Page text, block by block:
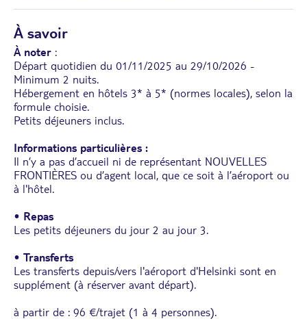
À savoir
À noter :
Départ quotidien du 01/11/2025 au 29/10/2026 -
Minimum 2 nuits.
Hébergement en hôtels 3* à 5* (normes locales), selon la
formule choisie.
Petits déjeuners inclus.
Informations particulières :
Il n’y a pas d’accueil ni de représentant NOUVELLES
FRONTIÈRES ou d’agent local, que ce soit à l’aéroport ou
à l'hôtel.
• Repas
Les petits déjeuners du jour 2 au jour 3.
• Transferts
Les transferts depuis/vers l'aéroport d'Helsinki sont en
supplément (à réserver avant départ).
à partir de : 96 €/trajet (1 à 4 personnes).